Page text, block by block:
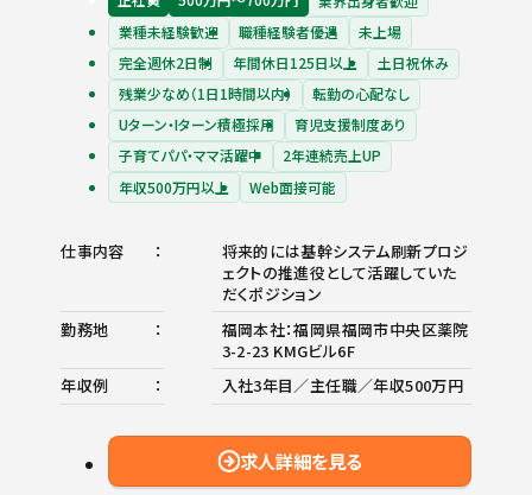
業種未経験歓迎
職種経験者優遇
未上場
完全週休2日制
年間休日125日以上
土日祝休み
残業少なめ（1日1時間以内）
転勤の心配なし
Uターン・Iターン積極採用
育児支援制度あり
子育てパパ・ママ活躍中
2年連続売上UP
年収500万円以上
Web面接可能
仕事内容
将来的には基幹システム刷新プロジ
ェクトの推進役として活躍していた
だくポジション
勤務地
福岡本社：福岡県福岡市中央区薬院
3-2-23 KMGビル6F
年収例
入社3年目／主任職／年収500万円
求人詳細を見る